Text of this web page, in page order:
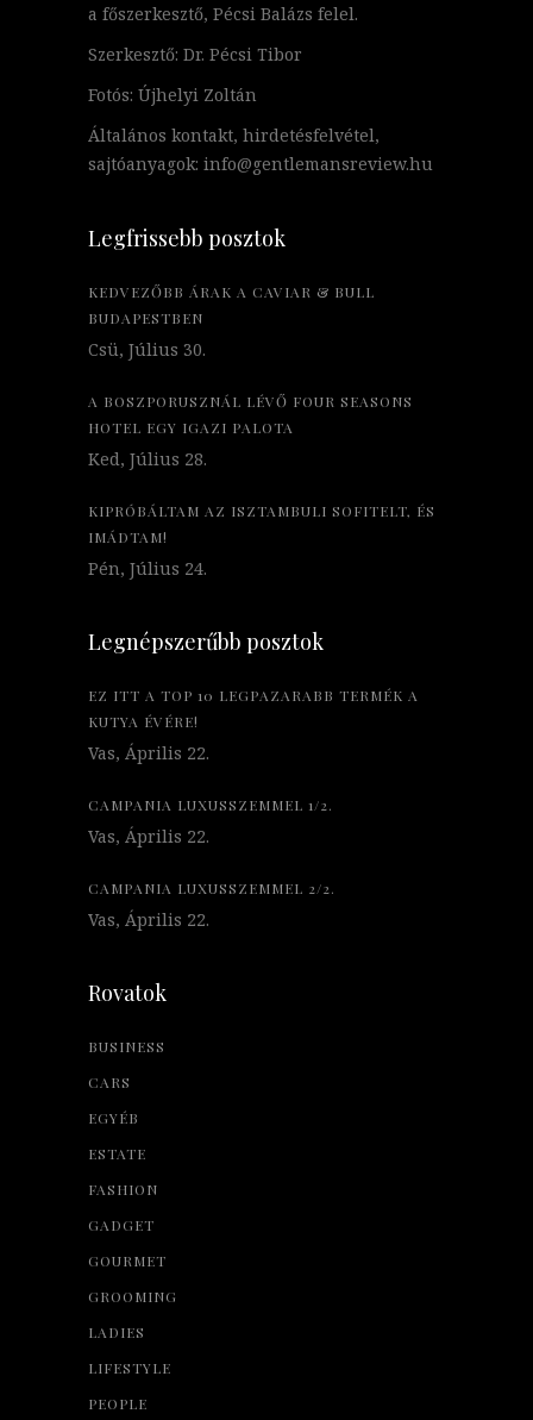
a főszerkesztő, Pécsi Balázs felel.
Szerkesztő: Dr. Pécsi Tibor
Fotós: Újhelyi Zoltán
Általános kontakt, hirdetésfelvétel,
sajtóanyagok: info@gentlemansreview.hu
Legfrissebb posztok
KEDVEZŐBB ÁRAK A CAVIAR & BULL
BUDAPESTBEN
Csü, Július 30.
A BOSZPORUSZNÁL LÉVŐ FOUR SEASONS
HOTEL EGY IGAZI PALOTA
Ked, Július 28.
KIPRÓBÁLTAM AZ ISZTAMBULI SOFITELT, ÉS
IMÁDTAM!
Pén, Július 24.
Legnépszerűbb posztok
EZ ITT A TOP 10 LEGPAZARABB TERMÉK A
KUTYA ÉVÉRE!
Vas, Április 22.
CAMPANIA LUXUSSZEMMEL 1/2.
Vas, Április 22.
CAMPANIA LUXUSSZEMMEL 2/2.
Vas, Április 22.
Rovatok
BUSINESS
CARS
EGYÉB
ESTATE
FASHION
GADGET
GOURMET
GROOMING
LADIES
LIFESTYLE
PEOPLE